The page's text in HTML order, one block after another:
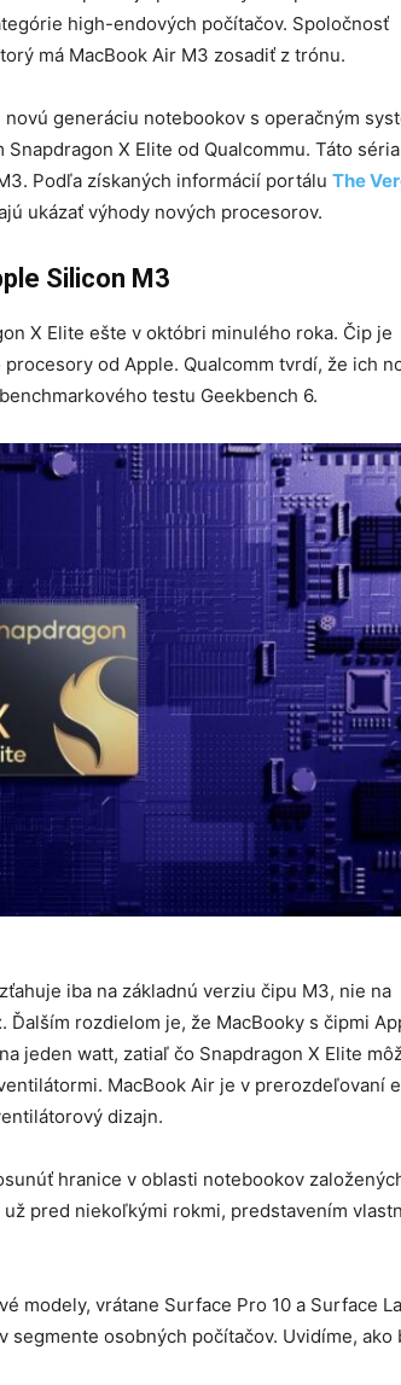
high-endových počítačov. Spoločnosť
má MacBook Air M3 zosadiť z trónu.
generáciu notebookov s operačným
X Elite od Qualcommu. Táto
Podľa získaných informácií portálu The
ukázať výhody nových procesorov.
Silicon M3
X Elite ešte v októbri minulého roka. Čip je
od Apple. Qualcomm tvrdí, že ich
testu Geekbench 6.
iba na základnú verziu čipu M3, nie na
rozdielom je, že MacBooky s čipmi
jeden watt, zatiaľ čo Snapdragon X Elite
MacBook Air je v prerozdeľovaní
dizajn.
hranice v oblasti notebookov
pred niekoľkými rokmi, predstavením
modely, vrátane Surface Pro 10 a Surface
segmente osobných počítačov. Uvidíme, ako